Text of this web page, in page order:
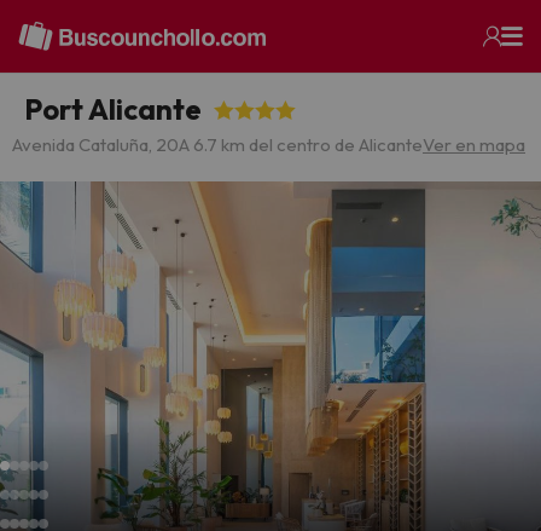
Port Alicante
Avenida Cataluña, 20A 6.7 km del centro de AlicanteVer en mapa